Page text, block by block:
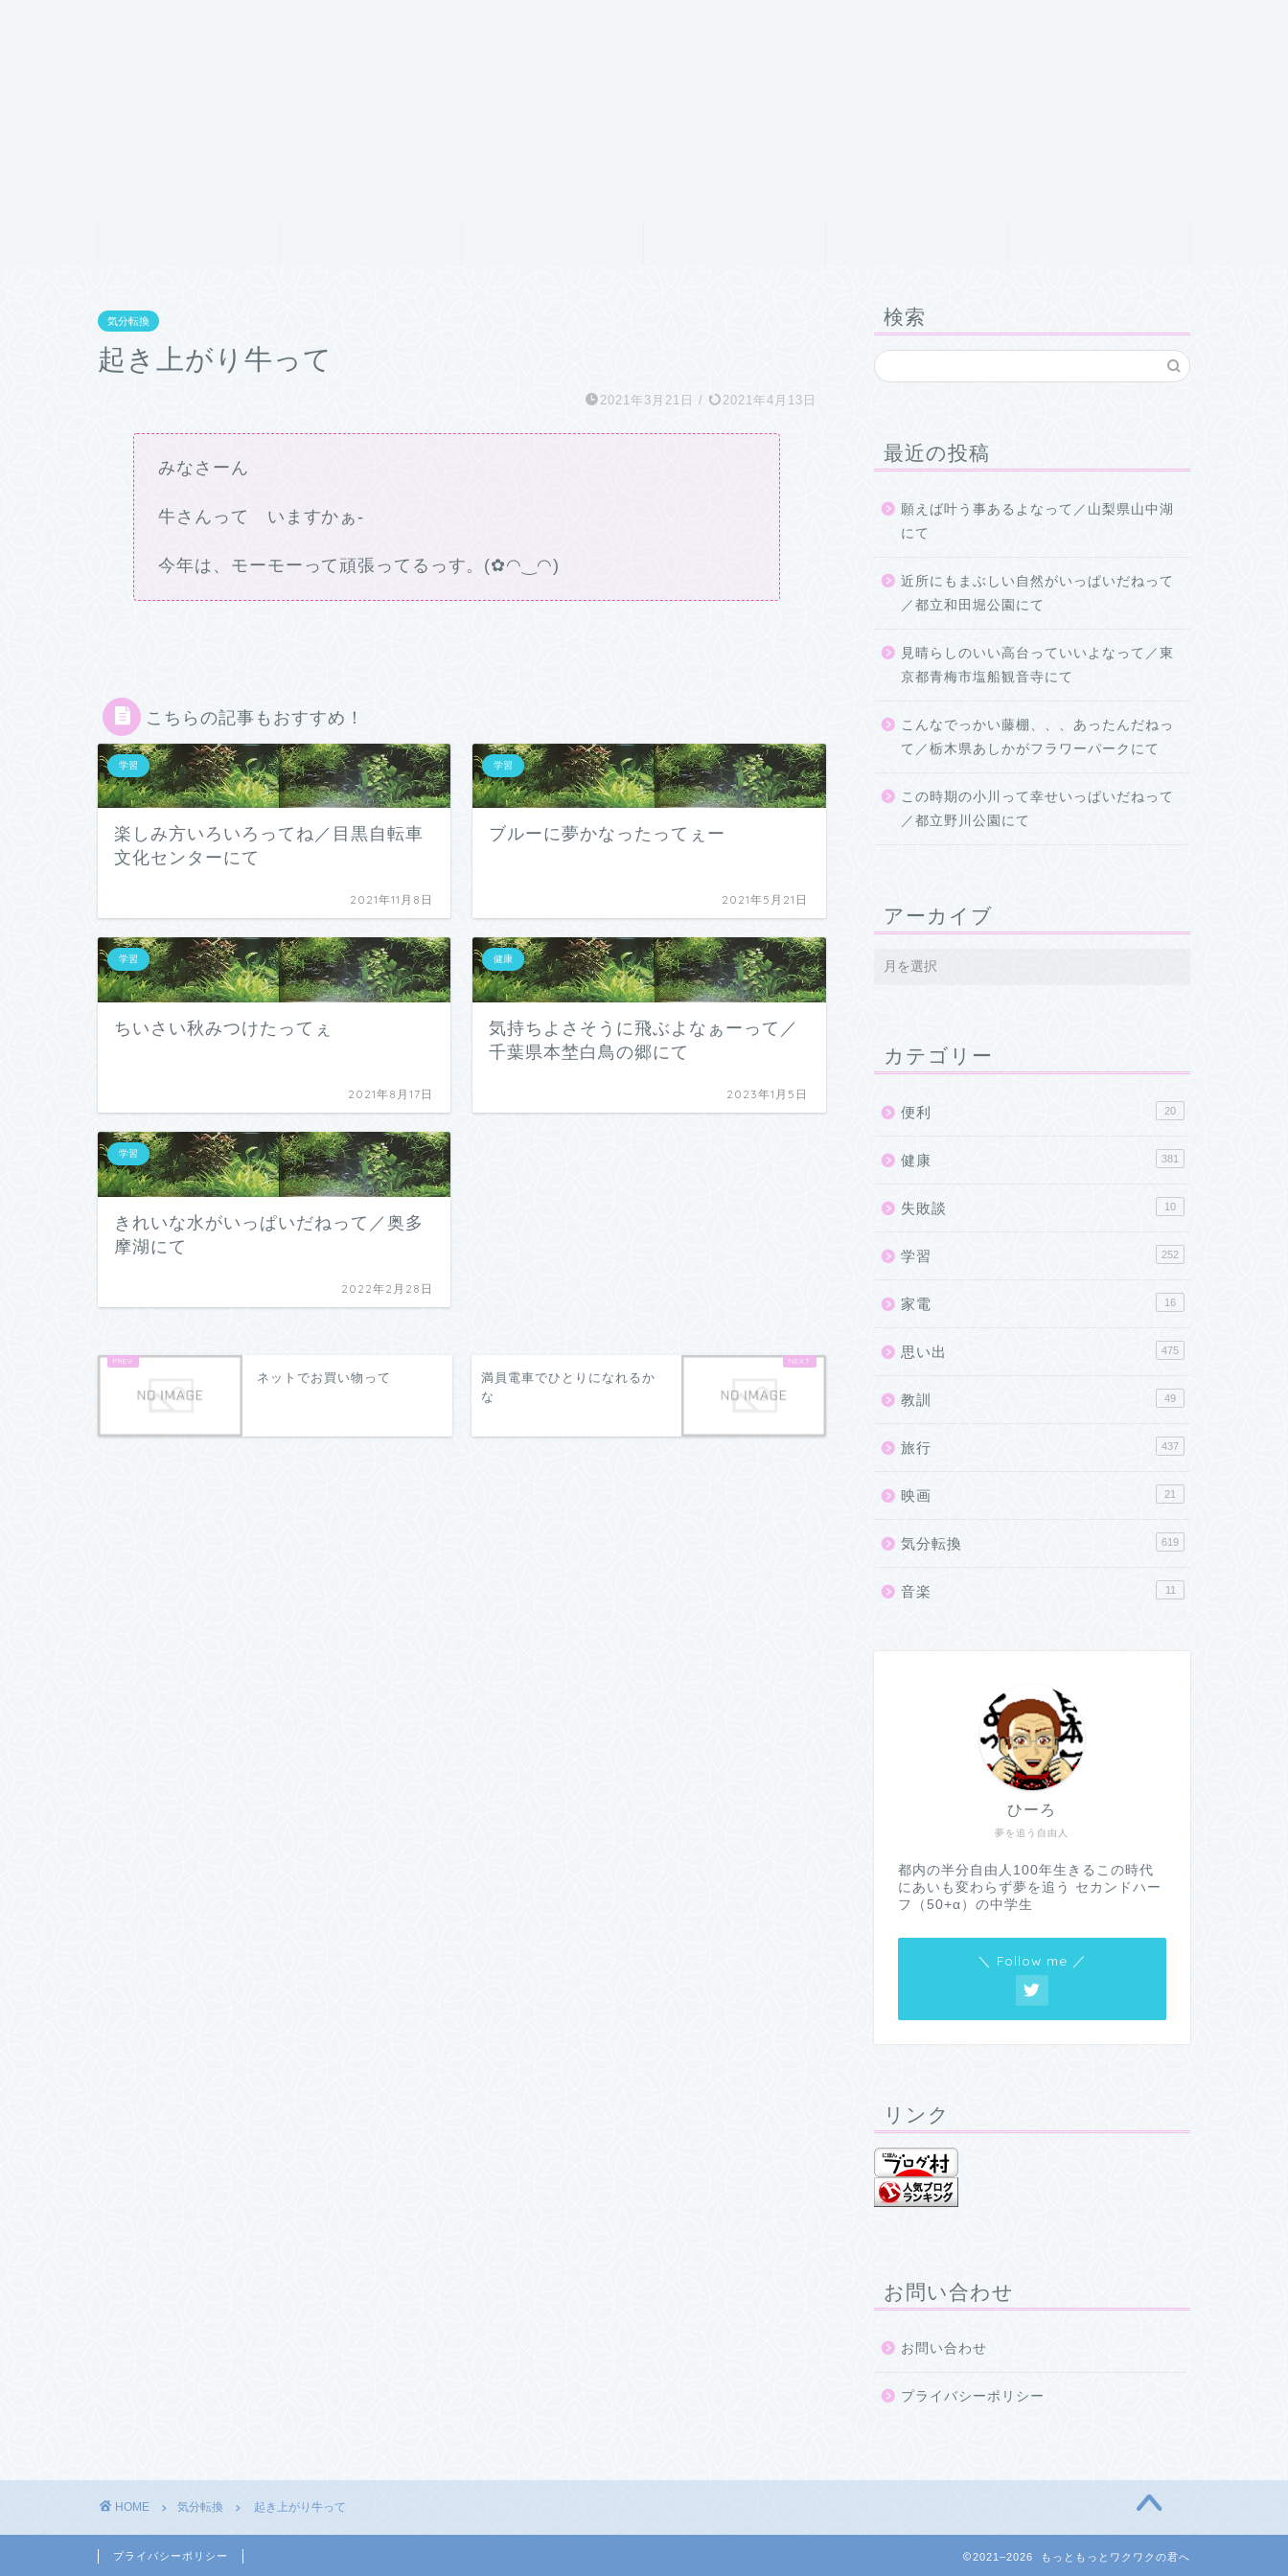
気分転換
起き上がり牛って
2021年3月21日 / 2021年4月13日
みなさーん
牛さんって いますかぁ-
今年は、モーモーって頑張ってるっす。(✿◠‿◠)
こちらの記事もおすすめ！
学習
楽しみ方いろいろってね／目黒自転車
文化センターにて
2021年11月8日
学習
ブルーに夢かなったってぇー
2021年5月21日
学習
ちいさい秋みつけたってぇ
2021年8月17日
健康
気持ちよさそうに飛ぶよなぁーって／
千葉県本埜白鳥の郷にて
2023年1月5日
学習
きれいな水がいっぱいだねって／奥多
摩湖にて
2022年2月28日
ネットでお買い物って
満員電車でひとりになれるか
な
検索
最近の投稿
願えば叶う事あるよなって／山梨県山中湖
にて
近所にもまぶしい自然がいっぱいだねって
／都立和田堀公園にて
見晴らしのいい高台っていいよなって／東
京都青梅市塩船観音寺にて
こんなでっかい藤棚、、、あったんだねっ
て／栃木県あしかがフラワーパークにて
この時期の小川って幸せいっぱいだねって
／都立野川公園にて
アーカイブ
カテゴリー
便利 20
健康 381
失敗談 10
学習 252
家電 16
思い出 475
教訓 49
旅行 437
映画 21
気分転換 619
音楽 11
夢を追う自由人
ひーろ
都内の半分自由人100年生きるこの時代
にあいも変わらず夢を追う セカンドハー
フ（50+α）の中学生
＼ Follow me ／
リンク
お問い合わせ
お問い合わせ
プライバシーポリシー
HOME 気分転換 起き上がり牛って
プライバシーポリシー 2021–2026 もっともっとワクワクの君へ